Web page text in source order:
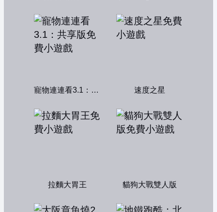
寵物連連看3.1：共享版 速度之星
拉麵大胃王 貓狗大戰雙人版